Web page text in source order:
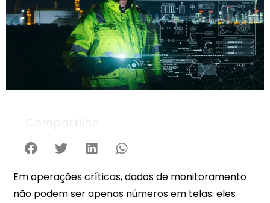
Em operações críticas, dados de monitoramento
não podem ser apenas números em telas: eles